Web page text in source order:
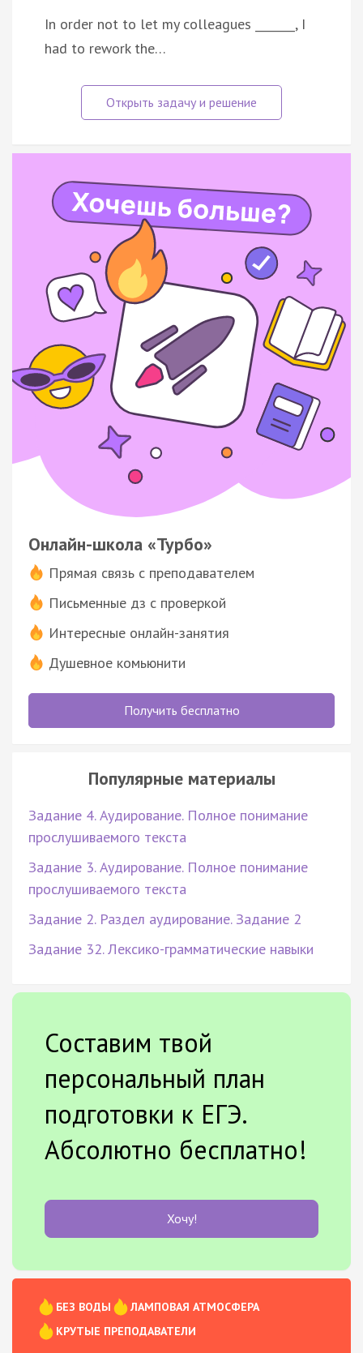
In order not to let my colleagues _______, I
had to rework the…
Онлайн-школа «Турбо»
Прямая связь с преподавателем
Письменные дз с проверкой
Интересные онлайн-занятия
Душевное комьюнити
Получить бесплатно
Популярные материалы
Задание 4. Аудирование. Полное понимание
прослушиваемого текста
Задание 3. Аудирование. Полное понимание
прослушиваемого текста
Задание 2. Раздел аудирование. Задание 2
Задание 32. Лексико-грамматические навыки
Составим твой
персональный план
подготовки к ЕГЭ.
Абсолютно бесплатно!
Хочу!
БЕЗ ВОДЫ
ЛАМПОВАЯ АТМОСФЕРА
КРУТЫЕ ПРЕПОДАВАТЕЛИ